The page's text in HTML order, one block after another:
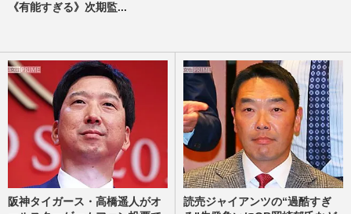
《有能すぎる》次期監...
阪神タイガース・高橋遥人がオ
読売ジャイアンツの“過酷すぎ